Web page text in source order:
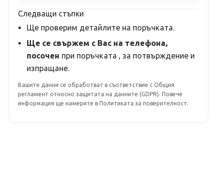
Следващи стъпки
Ще проверим детайлите на поръчката.
Ще се свържем с Вас на телефона,
посочен при поръчката , за потвърждение и
изпращане.
Вашите данни се обработват в съответствие с Общия
регламент относно защитата на данните (GDPR). Повече
информация ще намерите в Политиката за поверителност.